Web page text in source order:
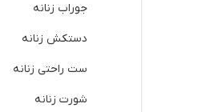
جوراب زنانه
دستکش زنانه
ست راحتی زنانه
شورت زنانه